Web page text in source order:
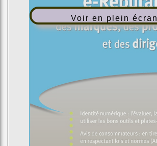
Voir en plein écran